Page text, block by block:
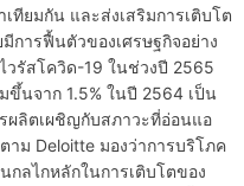
ทียมกัน และส่งเสริมการเติบโต
การฟื้นตัวของเศรษฐกิจอย่าง
วรัสโควิด-19 ในช่วงปี 2565
ขึ้นจาก 1.5% ในปี 2564 เป็น
ผลิตเผชิญกับสภาวะที่อ่อนแอ
าม Deloitte มองว่าการบริโภค
กลไกหลักในการเติบโตของ